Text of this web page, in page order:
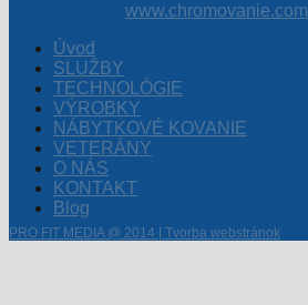
www.chromovanie.com
Úvod
SLUŽBY
TECHNOLÓGIE
VÝROBKY
NÁBYTKOVÉ KOVANIE
VETERÁNY
O NÁS
KONTAKT
Blog
PRO FIT MEDIA @ 2014 | Tvorba webstránok